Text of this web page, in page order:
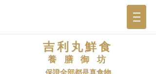
吉利丸鮮食
養 膳 御 坊